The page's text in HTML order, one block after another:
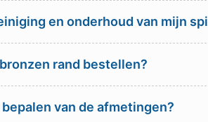
en onderhoud van mijn
rand bestellen?
van de afmetingen?